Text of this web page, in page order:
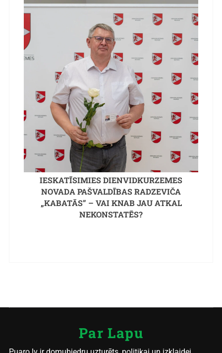
IESKATĪSIMIES DIENVIDKURZEMES
NOVADA PAŠVALDĪBAS RADZEVIČA
„KABATĀS” – VAI KNAB JAU ATKAL
NEKONSTATĒS?
Par Lapu